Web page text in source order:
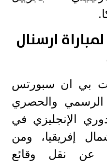
ارسنال
بي ان سبورتس
الرسمي والحصري
الإنجليزي في
إفريقيا، ومن
عن نقل وقائع